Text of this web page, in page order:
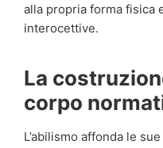
alla propria forma fisica
interocettive.
La
corpo
L’abilismo affonda le